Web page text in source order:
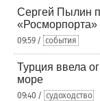
Сергей Пылин
«Росморпорта»
09:59 / события
Турция ввела
море
09:40 / судоходство